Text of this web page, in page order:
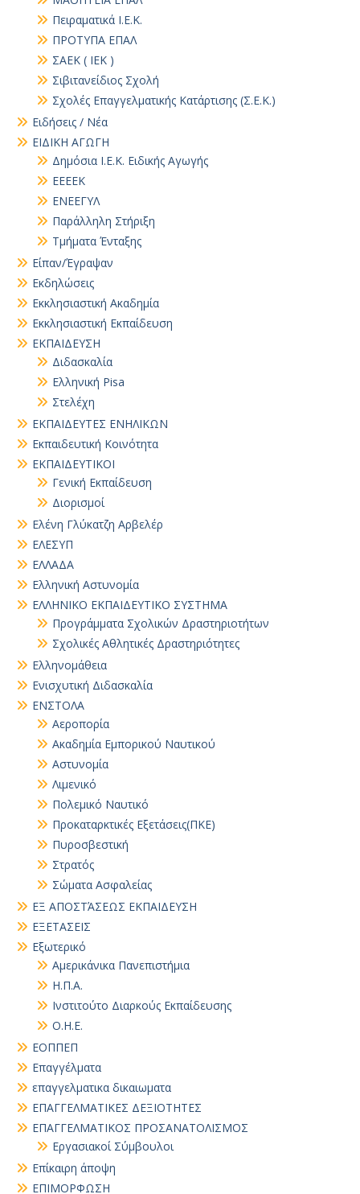
Πειραματικά Ι.Ε.Κ.
ΠΡΟΤΥΠΑ ΕΠΑΛ
ΣΑΕΚ ( ΙΕΚ )
Σιβιτανείδιος Σχολή
Σχολές Επαγγελματικής Κατάρτισης (Σ.Ε.Κ.)
Ειδήσεις / Νέα
ΕΙΔΙΚΗ ΑΓΩΓΗ
Δημόσια Ι.Ε.Κ. Ειδικής Αγωγής
ΕΕΕΕΚ
ΕΝΕΕΓΥΛ
Παράλληλη Στήριξη
Τμήματα Ένταξης
Είπαν/Έγραψαν
Εκδηλώσεις
Εκκλησιαστική Ακαδημία
Εκκλησιαστική Εκπαίδευση
ΕΚΠΑΙΔΕΥΣΗ
Διδασκαλία
Ελληνική Pisa
Στελέχη
ΕΚΠΑΙΔΕΥΤΕΣ ΕΝΗΛΙΚΩΝ
Εκπαιδευτική Κοινότητα
ΕΚΠΑΙΔΕΥΤΙΚΟΙ
Γενική Εκπαίδευση
Διορισμοί
Ελένη Γλύκατζη Αρβελέρ
ΕΛΕΣΥΠ
ΕΛΛΑΔΑ
Ελληνική Αστυνομία
ΕΛΛΗΝΙΚΟ ΕΚΠΑΙΔΕΥΤΙΚΟ ΣΥΣΤΗΜΑ
Προγράμματα Σχολικών Δραστηριοτήτων
Σχολικές Αθλητικές Δραστηριότητες
Ελληνομάθεια
Ενισχυτική Διδασκαλία
ΕΝΣΤΟΛΑ
Αεροπορία
Ακαδημία Εμπορικού Ναυτικού
Αστυνομία
Λιμενικό
Πολεμικό Ναυτικό
Προκαταρκτικές Εξετάσεις(ΠΚΕ)
Πυροσβεστική
Στρατός
Σώματα Ασφαλείας
ΕΞ ΑΠΟΣΤΆΣΕΩΣ ΕΚΠΑΙΔΕΥΣΗ
ΕΞΕΤΑΣΕΙΣ
Εξωτερικό
Αμερικάνικα Πανεπιστήμια
Η.Π.Α.
Ινστιτούτο Διαρκούς Εκπαίδευσης
Ο.Η.Ε.
ΕΟΠΠΕΠ
Επαγγέλματα
επαγγελματικα δικαιωματα
ΕΠΑΓΓΕΛΜΑΤΙΚΕΣ ΔΕΞΙΟΤΗΤΕΣ
ΕΠΑΓΓΕΛΜΑΤΙΚΟΣ ΠΡΟΣΑΝΑΤΟΛΙΣΜΟΣ
Εργασιακοί Σύμβουλοι
Επίκαιρη άποψη
ΕΠΙΜΟΡΦΩΣΗ